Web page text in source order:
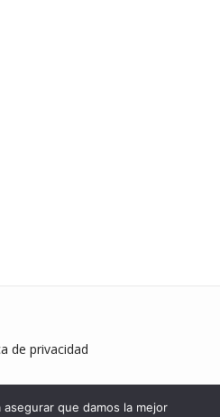
de privacidad
que damos la mejor